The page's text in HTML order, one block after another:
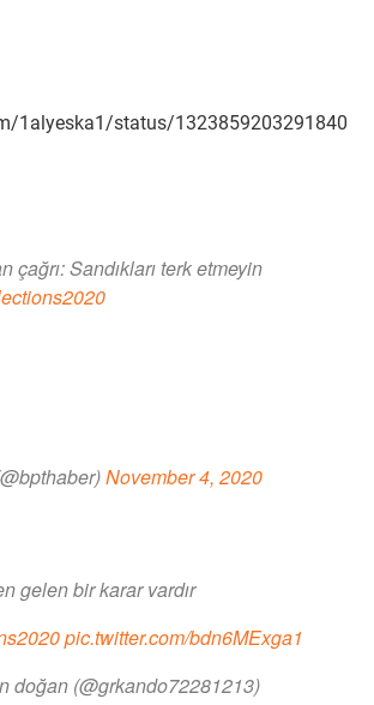
1alyeska1/status/1323859203291840
çağrı: Sandıkları terk etmeyin
November 4, 2020
gelen bir karar vardır
pic.twitter.com/bdn6MExga1
doğan (@grkando72281213)